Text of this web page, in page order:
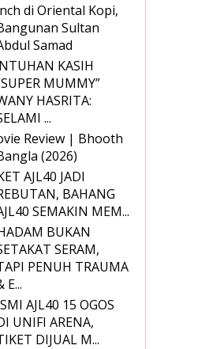
di Oriental Kopi,
Sultan
Samad
KASIH
MUMMY”
HASRITA:
...
Review | Bhooth
(2026)
AJL40 JADI
BAHANG
SEMAKIN MEM...
BUKAN
SERAM,
PENUH TRAUMA
E...
AJL40 15 OGOS
UNIFI ARENA,
DIJUAL M...